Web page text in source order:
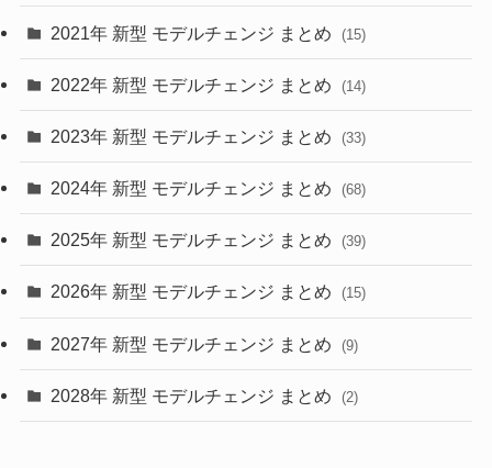
(10)
(9)
(22)
(4)
(9)
(4)
(1)
2021年 新型 モデルチェンジ まとめ (15)
2022年 新型 モデルチェンジ まとめ (14)
2023年 新型 モデルチェンジ まとめ (33)
2024年 新型 モデルチェンジ まとめ (68)
2025年 新型 モデルチェンジ まとめ (39)
2026年 新型 モデルチェンジ まとめ (15)
2027年 新型 モデルチェンジ まとめ (9)
2028年 新型 モデルチェンジ まとめ (2)